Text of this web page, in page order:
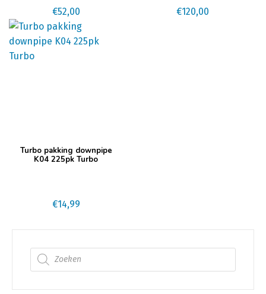
€52,00 €120,00
Turbo pakking downpipe
K04 225pk Turbo
€14,99
Producten zoeken